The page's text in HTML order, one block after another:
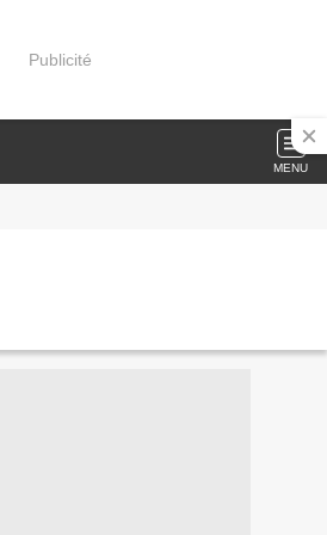
Publicité
MENU